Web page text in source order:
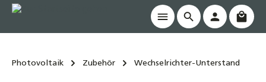
springen
Photovoltaik Zubehör Wechselrichter-Unterstand